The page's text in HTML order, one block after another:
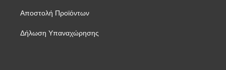
Αποστολή Προϊόντων
Δήλωση Υπαναχώρησης